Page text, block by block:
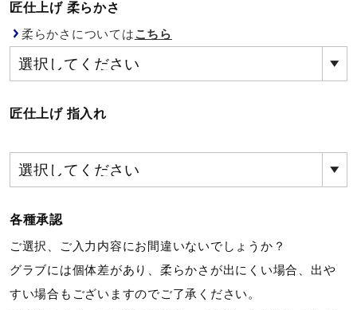
メディカル
コラボ／ライセンス
その他
匠仕上げ 柔らかさ
柔らかさについてはこちら
匠仕上げ 指入れ
各種承認
ご選択、ご入力内容にお間違いないでしょうか？
グラブには個体差があり、柔らかさが出にくい場合、出や
すい場合もございますのでご了承ください。